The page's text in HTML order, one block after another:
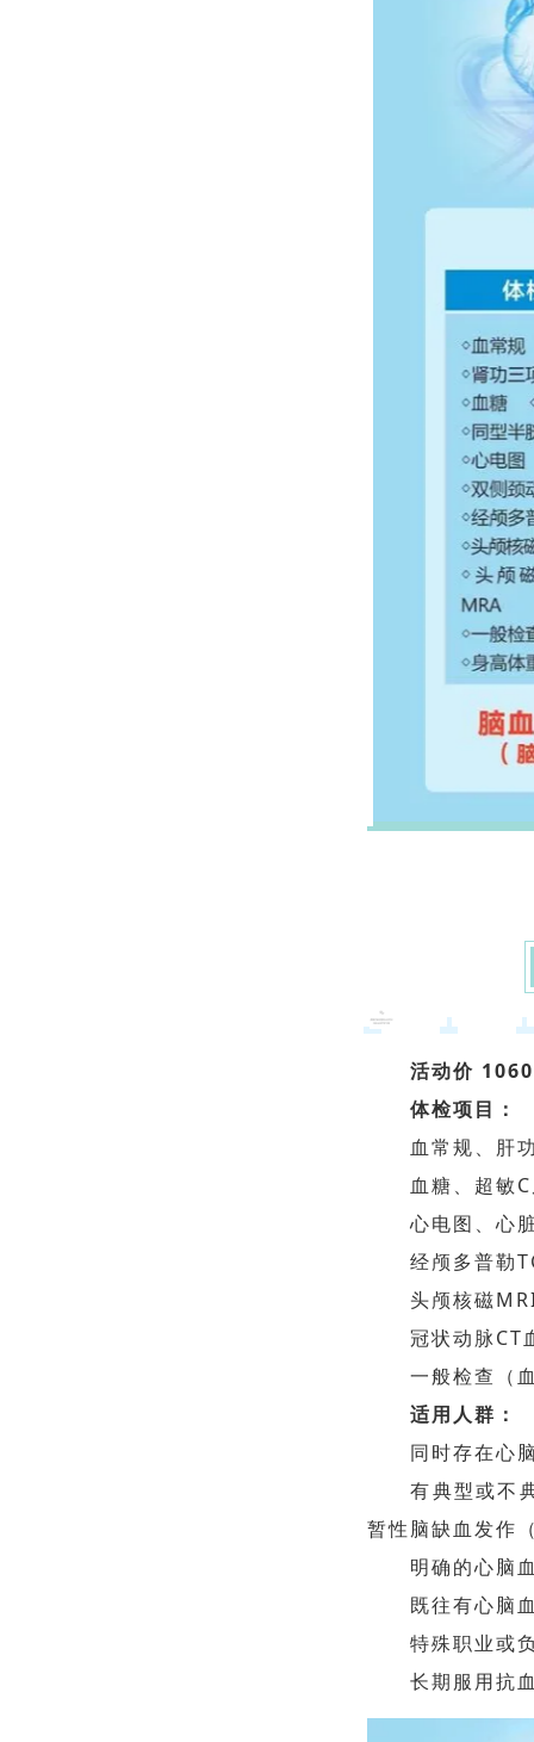
活动价
体检项目：
血常规、肝
血糖、超敏
心电图、心
经颅多普勒
头颅核磁
冠状动脉CT
一般检查（
适用人群：
同时存在心
有典型或不
暂性脑缺血发作
明确的心脑
既往有心脑
特殊职业或
长期服用抗